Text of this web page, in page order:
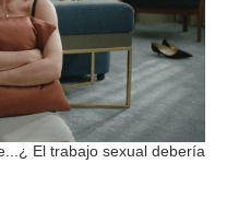
El trabajo sexual debería